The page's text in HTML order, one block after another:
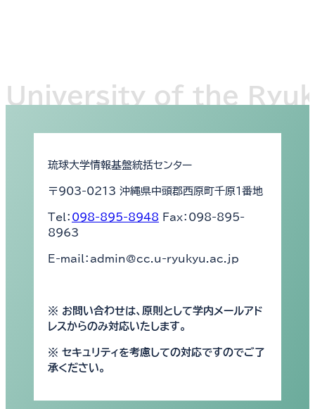
琉球大学情報基盤統括センター
〒903-0213 沖縄県中頭郡西原町千原1番地
Tel： 098-895-8948 Fax：098-895-
8963
E-mail：admin@cc.u-ryukyu.ac.jp
※ お問い合わせは、原則として学内メールアド
レスからのみ対応いたします。
※ セキュリティを考慮しての対応ですのでご了
承ください。